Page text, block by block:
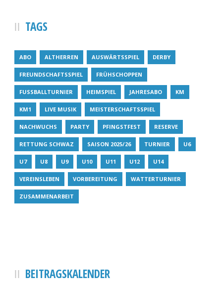
TAGS
ABO ALTHERREN AUSWÄRTSSPIEL DERBY
FREUNDSCHAFTSSPIEL FRÜHSCHOPPEN
FUSSBALLTURNIER HEIMSPIEL JAHRESABO KM
KM1 LIVE MUSIK MEISTERSCHAFTSSPIEL
NACHWUCHS PARTY PFINGSTFEST RESERVE
RETTUNG SCHWAZ SAISON 2025/26 TURNIER U6
U7 U8 U9 U10 U11 U12 U14
VEREINSLEBEN VORBEREITUNG WATTERTURNIER
ZUSAMMENARBEIT
BEITRAGSKALENDER